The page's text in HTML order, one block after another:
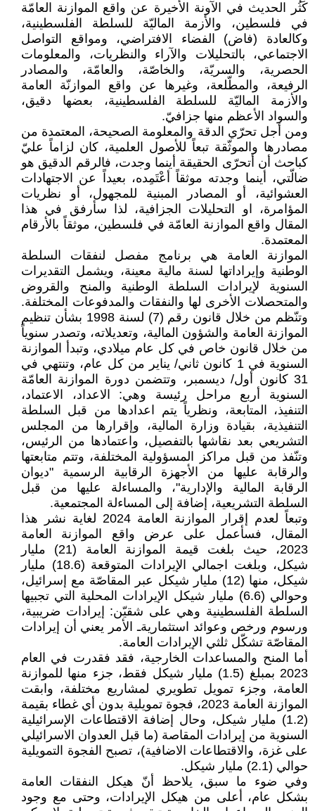
كَثُر الحديث في الآونة الأخيرة عن واقع الموازنة العامّة
في فلسطين، والأزمة الماليّة للسلطة الفلسطينية،
وكالعادة (فاض) الفضاء الافتراضي، ومواقع التواصل
الاجتماعي، بالتحليلات والآراء والنظريات، والمعلومات
الحصرية، والسريّة، والخاصّة، والعامّة، والمصادر
الرفيعة، والمطّلعة، وغيرها عن واقع الموازنّة العامة
والأزمة الماليّة للسلطة الفلسطينية، بعضها دقيق،
والسواد الأعظم منها جزافيّ.
ومن أجل تحرّي الدقة والمعلومة الصحيحة، المعتمدة من
مصادرها والموثّقة تبعاً للأصول العلمية، كان لزاماً عليّ
كباحث أن أتحرّى الحقيقة أينما وجدت، فالرقم الدقيق هو
ضالّتي، أينما وجدته موثقاً أعْتَمِده، بعيداً عن الاجتهادات
العشوائية، أو المصادر المبنية للمجهول، أو نظريات
المؤامرة، او التحليلات الجزافية، لذا سأرفق في هذا
المقال واقع الموازنة العامّة في فلسطين، موثقاً بالأرقام
المعتمدة.
الموازنة العامة هي برنامج مفصل لنفقات السلطة
الوطنية وإيراداتها لسنة مالية معينة، ويشمل التقديرات
السنوية لإيرادات السلطة الوطنية والمنح والقروض
والمتحصلات الأخرى لها والنفقات والمدفوعات المختلفة.
وتنّظم من خلال قانون رقم (7) لسنة 1998 بشأن تنظيم
الموازنة العامة والشؤون المالية، وتعديلاته، وتصدر سنوياً
من خلال قانون خاص في كل عام ميلادي، وتبدأ الموازنة
السنوية في 1 كانون ثاني/ يناير من كل عام، وتنتهي في
31 كانون أول/ ديسمبر، وتتضمن دورة الموازنة العامّة
السنوية أربع مراحل رئيسة وهي: الاعداد، الاعتماد،
التنفيذ، المتابعة، ونظرياً يتم اعدادها من قبل السلطة
التنفيذية، بقيادة وزارة المالية، وإقرارها من المجلس
التشريعي بعد نقاشها بالتفصيل، واعتمادها من الرئيس،
وتنّفذ من قبل مراكز المسؤولية المختلفة، وتتم متابعتها
والرقابة عليها من الأجهزة الرقابية الرسمية "ديوان
الرقابة المالية والإدارية"، والمساءلة عليها من قبل
السلطة التشريعية، إضافة إلى المساءلة المجتمعية.
وتبعاً لعدم إقرار الموازنة العامة 2024 لغاية نشر هذا
المقال، فسأعمل على عرض واقع الموازنة العامة
2023، حيث بلغت قيمة الموازنة العامة (21) مليار
شيكل، وبلغت اجمالي الإيرادات المتوقعة (18.6) مليار
شيكل، منها (12) مليار شيكل عبر المقاصّة مع إسرائيل،
وحوالي (6.6) مليار شيكل الإيرادات المحلية التي تجبيها
السلطة الفلسطينية وهي على شقيّن: إيرادات ضريبية،
ورسوم ورخص وعوائد استثماريةـ الأمر يعني أن إيرادات
المقاصّة تشكّل ثلثي الإيرادات العامة.
أما المنح والمساعدات الخارجية، فقد فقدرت في العام
2023 بمبلغ (1.5) مليار شيكل فقط، جزء منها للموازنة
العامة، وجزء تمويل تطويري لمشاريع مختلفة، وابقت
الموازنة العامة 2023، فجوة تمويلية بدون أي غطاء بقيمة
(1.2) مليار شيكل، وحال إضافة الاقتطاعات الإسرائيلية
السنوية من إيرادات المقاصة (ما قبل العدوان الاسرائيلي
على غزة، والاقتطاعات الاضافية)، تصبح الفجوة التمويلية
حوالي (2.1) مليار شيكل.
وفي ضوء ما سبق، يلاحظ أنّ هيكل النفقات العامة
بشكل عام، أعلى من هيكل الإيرادات، وحتى مع وجود